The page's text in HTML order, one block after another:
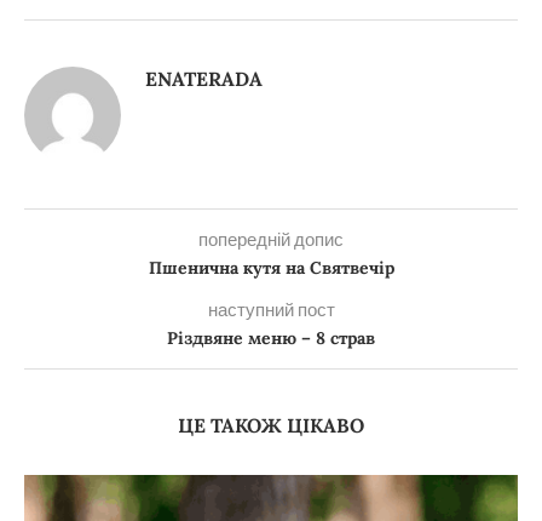
ENATERADA
попередній допис
Пшенична кутя на Святвечір
наступний пост
Різдвяне меню – 8 страв
ЦЕ ТАКОЖ ЦІКАВО